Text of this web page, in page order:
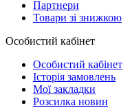
Партнери
Товари зі знижкою
Особистий кабінет
Особистий кабінет
Історія замовлень
Мої закладки
Розсилка новин